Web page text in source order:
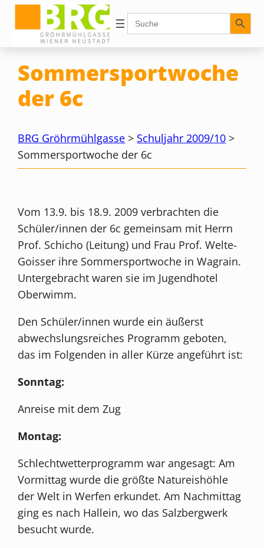
Inhalt
springen
Search
for:
Search Button
Sommersportwoche
der 6c
BRG Gröhrmühlgasse > Schuljahr 2009/10 >
Sommersportwoche der 6c
Vom 13.9. bis 18.9. 2009 verbrachten die
Schüler/innen der 6c gemeinsam mit Herrn
Prof. Schicho (Leitung) und Frau Prof. Welte-
Goisser ihre Sommersportwoche in Wagrain.
Untergebracht waren sie im Jugendhotel
Oberwimm.
Den Schüler/innen wurde ein äußerst
abwechslungsreiches Programm geboten,
das im Folgenden in aller Kürze angeführt ist:
Sonntag:
Anreise mit dem Zug
Montag:
Schlechtwetterprogramm war angesagt: Am
Vormittag wurde die größte Natureishöhle
der Welt in Werfen erkundet. Am Nachmittag
ging es nach Hallein, wo das Salzbergwerk
besucht wurde.